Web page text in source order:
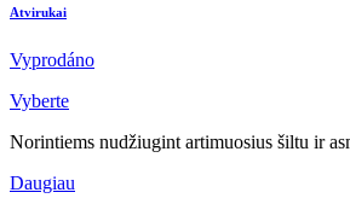
Atvirukai
Vyprodáno
Vyberte
Norintiems nudžiugint artimuosius šiltu ir
Daugiau